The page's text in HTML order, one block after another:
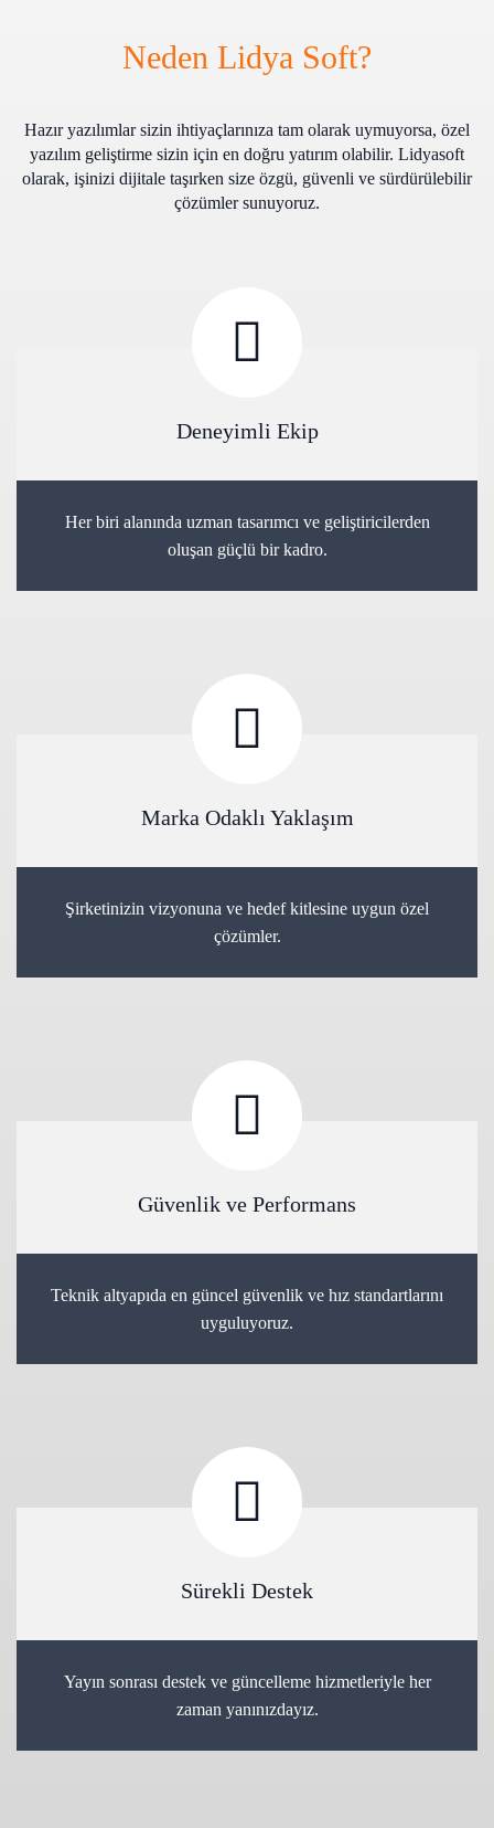
Neden Lidya Soft?
Hazır yazılımlar sizin ihtiyaçlarınıza tam olarak uymuyorsa, özel
yazılım geliştirme sizin için en doğru yatırım olabilir. Lidyasoft
olarak, işinizi dijitale taşırken size özgü, güvenli ve sürdürülebilir
çözümler sunuyoruz.
Deneyimli Ekip
Her biri alanında uzman tasarımcı ve geliştiricilerden
oluşan güçlü bir kadro.
Marka Odaklı Yaklaşım
Şirketinizin vizyonuna ve hedef kitlesine uygun özel
çözümler.
Güvenlik ve Performans
Teknik altyapıda en güncel güvenlik ve hız standartlarını
uyguluyoruz.
Sürekli Destek
Yayın sonrası destek ve güncelleme hizmetleriyle her
zaman yanınızdayız.